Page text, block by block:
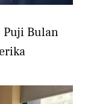
Puji Bulan